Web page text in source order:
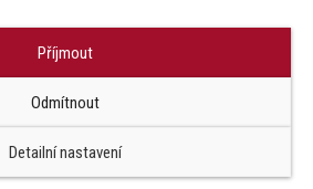
Příjmout
Odmítnout
Detailní nastavení